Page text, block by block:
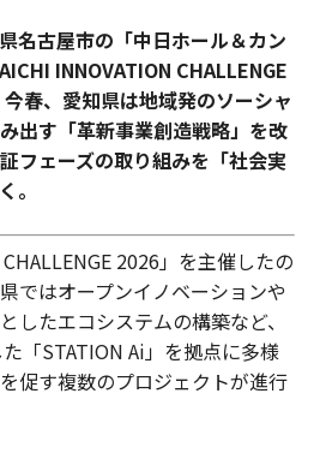
名古屋市の「中日ホール＆カン
INNOVATION CHALLENGE
春、愛知県は地域発のソーシャ
出す「革新事業創造戦略」を改
フェーズの取り組みを「社会実
。
CHALLENGE 2026」を主催したの
ではオープンイノベーションや
したエコシステムの構築など、
「STATION Ai」を拠点に多様
促す複数のプロジェクトが進行